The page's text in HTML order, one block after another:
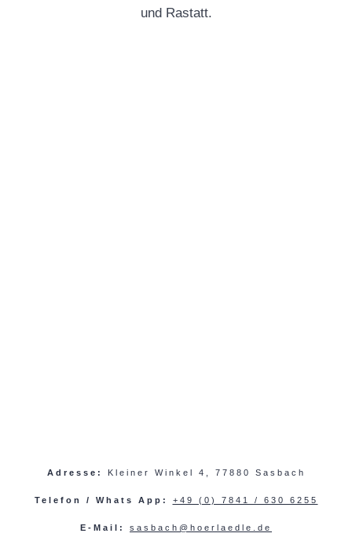
und Rastatt.
Adresse: Kleiner Winkel 4, 77880 Sasbach
Telefon / Whats App: +49 (0) 7841 / 630 6255
E-Mail: sasbach@hoerlaedle.de